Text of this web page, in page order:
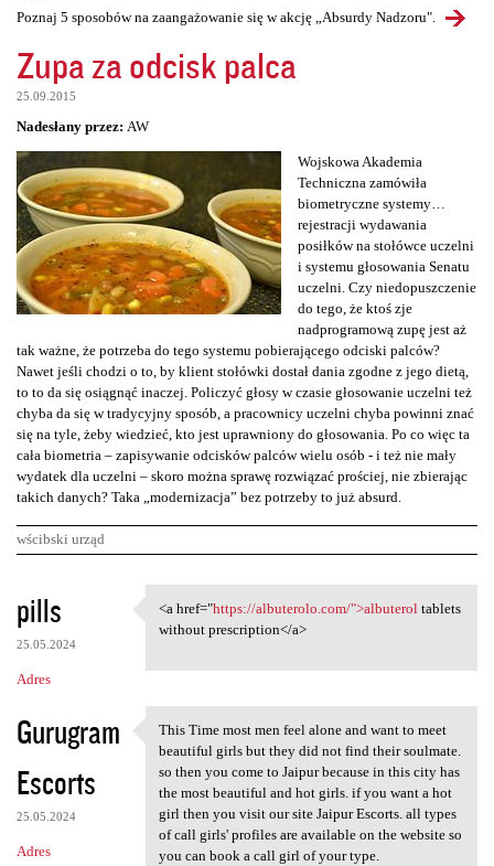
Poznaj 5 sposobów na zaangażowanie się w akcję „Absurdy Nadzoru".
Zupa za odcisk palca
25.09.2015
Nadesłany przez: AW
Wojskowa Akademia
Techniczna zamówiła
biometryczne systemy…
rejestracji wydawania
posiłków na stołówce uczelni
i systemu głosowania Senatu
uczelni. Czy niedopuszczenie
do tego, że ktoś zje
nadprogramową zupę jest aż
tak ważne, że potrzeba do tego systemu pobierającego odciski palców?
Nawet jeśli chodzi o to, by klient stołówki dostał dania zgodne z jego dietą,
to to da się osiągnąć inaczej. Policzyć głosy w czasie głosowanie uczelni też
chyba da się w tradycyjny sposób, a pracownicy uczelni chyba powinni znać
się na tyle, żeby wiedzieć, kto jest uprawniony do głosowania. Po co więc ta
cała biometria – zapisywanie odcisków palców wielu osób - i też nie mały
wydatek dla uczelni – skoro można sprawę rozwiązać prościej, nie zbierając
takich danych? Taka „modernizacja” bez potrzeby to już absurd.
wścibski urząd
K
o
m
e
n
t
a
r
z
pills
25.05.2024
Adres
<a href="https://albuterolo
<a href="https://albuterolo.com/">albuteroltablets
without prescription</a>
Gurugram
Escorts
25.05.2024
Adres
This Time most men feel alone
This Time most men feel alone and want to meet
beautiful girls but they did not find their soulmate.
so then you come to Jaipur because in this city has
the most beautiful and hot girls. if you want a hot
girl then you visit our site Jaipur Escorts. all types
of call girls' profiles are available on the website so
you can book a call girl of your type.